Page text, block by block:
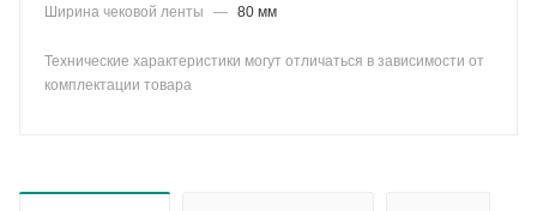
Ширина чековой ленты
— 80 мм
Технические характеристики могут отличаться в зависимости от
комплектации товара